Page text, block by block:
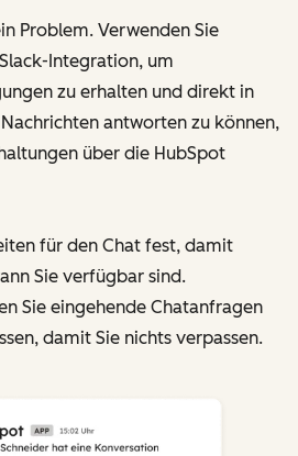
Problem. Verwenden Sie
Integration, um
zu erhalten und direkt in
antworten zu können,
über die HubSpot
für den Chat fest, damit
Sie verfügbar sind.
Sie eingehende Chatanfragen
damit Sie nichts verpassen.